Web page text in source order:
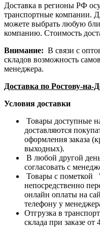
Доставка в регионы РФ
транспортные компании.
можете выбрать любую
компанию. Стоимость
Внимание: В связи с
складов возможность
менеджера.
Доставка по Ростову-на-
Условия доставки
Товары доступные
доставляются
оформления заказа
выходных).
В любой другой
согласовать с
Товары с пометкой
непосредственно
онлайн оплаты на
телефону у
Отгрузка в
склада при заказе от